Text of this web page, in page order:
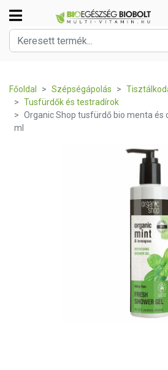
Főoldal Szépségápolás
Tusfürdők és testradírok
Organic Shop tusfürdő bio menta
ml